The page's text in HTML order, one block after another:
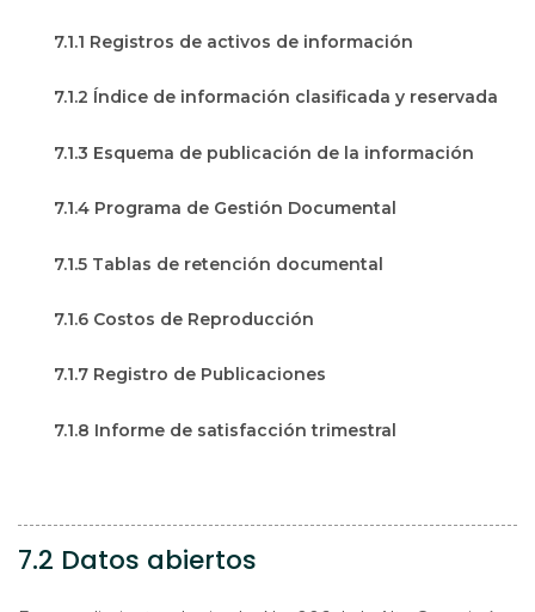
7.1.1 Registros de activos de información
7.1.2 Índice de información clasificada y reservada
7.1.3 Esquema de publicación de la información
7.1.4 Programa de Gestión Documental
7.1.5 Tablas de retención documental
7.1.6 Costos de Reproducción
7.1.7 Registro de Publicaciones
7.1.8 Informe de satisfacción trimestral
7.2 Datos abiertos